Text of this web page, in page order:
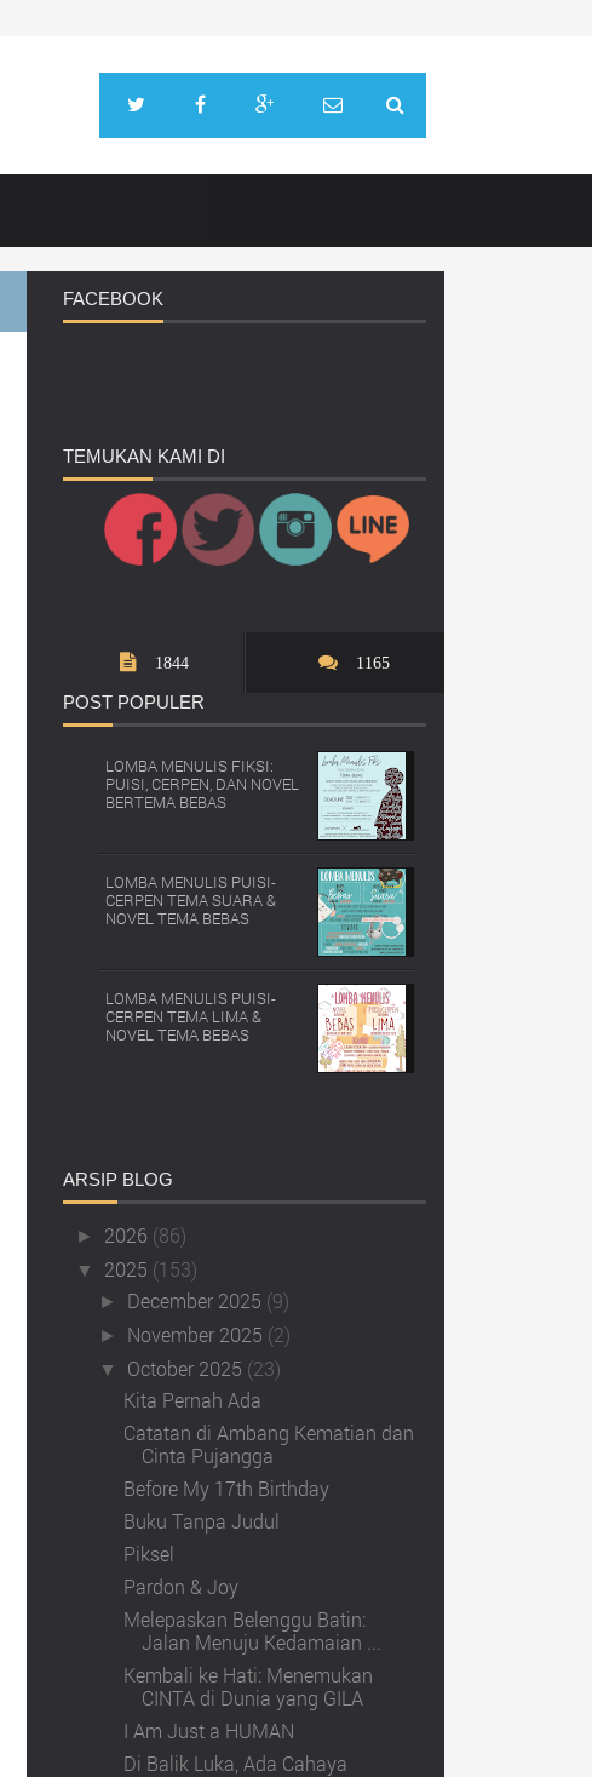
FACEBOOK
TEMUKAN KAMI DI
1844 1165
POST POPULER
LOMBA MENULIS FIKSI:
PUISI, CERPEN, DAN NOVEL
BERTEMA BEBAS
LOMBA MENULIS PUISI-
CERPEN TEMA SUARA &
NOVEL TEMA BEBAS
LOMBA MENULIS PUISI-
CERPEN TEMA LIMA &
NOVEL TEMA BEBAS
ARSIP BLOG
► 2026 (86)
▼ 2025 (153)
► December 2025 (9)
► November 2025 (2)
▼ October 2025 (23)
Kita Pernah Ada
Catatan di Ambang Kematian dan
Cinta Pujangga
Before My 17th Birthday
Buku Tanpa Judul
Piksel
Pardon & Joy
Melepaskan Belenggu Batin:
Jalan Menuju Kedamaian ...
Kembali ke Hati: Menemukan
CINTA di Dunia yang GILA
I Am Just a HUMAN
Di Balik Luka, Ada Cahaya